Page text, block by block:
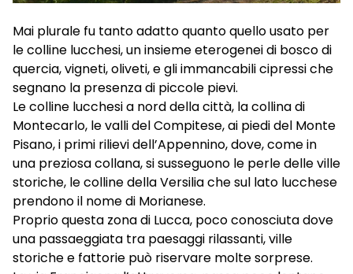
Mai plurale fu tanto adatto quanto quello usato per
le colline lucchesi, un insieme eterogenei di bosco di
quercia, vigneti, oliveti, e gli immancabili cipressi che
segnano la presenza di piccole pievi.
Le colline lucchesi a nord della città, la collina di
Montecarlo, le valli del Compitese, ai piedi del Monte
Pisano, i primi rilievi dell’Appennino, dove, come in
una preziosa collana, si susseguono le perle delle ville
storiche, le colline della Versilia che sul lato lucchese
prendono il nome di Morianese.
Proprio questa zona di Lucca, poco conosciuta dove
una passaeggiata tra paesaggi rilassanti, ville
storiche e fattorie può riservare molte sorprese.